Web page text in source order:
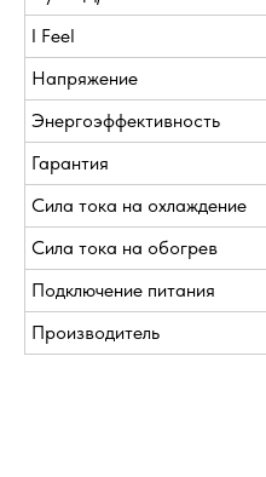
I Feel
Напряжение
Энергоэффективность
Гарантия
Сила тока на охлаждение
Сила тока на обогрев
Подключение питания
Производитель